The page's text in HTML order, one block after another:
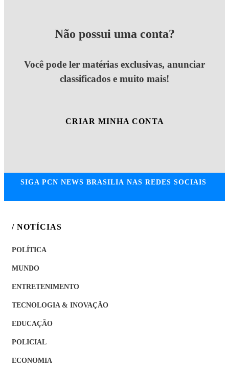
Não possui uma conta?
Você pode ler matérias exclusivas, anunciar
classificados e muito mais!
CRIAR MINHA CONTA
SIGA PCN NEWS BRASILIA NAS REDES SOCIAIS
/ NOTÍCIAS
POLÍTICA
MUNDO
ENTRETENIMENTO
TECNOLOGIA & INOVAÇÃO
EDUCAÇÃO
POLICIAL
ECONOMIA